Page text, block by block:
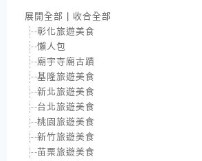
展開全部
收合全部
彰化旅遊美食
懶人包
廟宇寺廟古蹟
基隆旅遊美食
新北旅遊美食
台北旅遊美食
桃園旅遊美食
新竹旅遊美食
苗栗旅遊美食